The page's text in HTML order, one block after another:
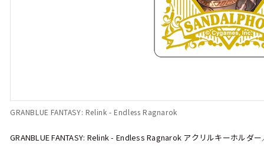
GRANBLUE FANTASY: Relink - Endless Ragnarok
GRANBLUE FANTASY: Relink - Endless Ragnarok アクリルキーホルダ